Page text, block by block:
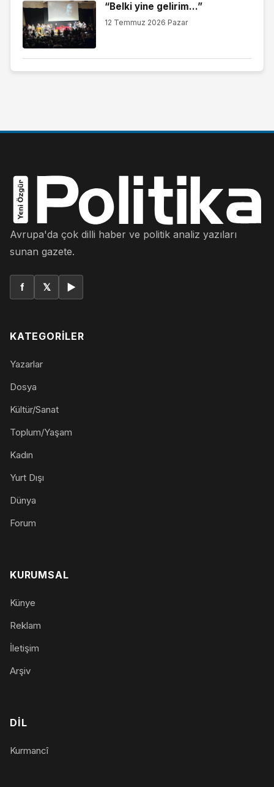
“Belki yine gelirim…”
12 Temmuz 2026 Pazar
Avrupa'da çok dilli haber ve politik analiz yazıları
sunan gazete.
f 𝕏 ▶
KATEGORILER
Yazarlar
Dosya
Kültür/Sanat
Toplum/Yaşam
Kadın
Yurt Dışı
Dünya
Forum
KURUMSAL
Künye
Reklam
İletişim
Arşiv
DIL
Kurmancî